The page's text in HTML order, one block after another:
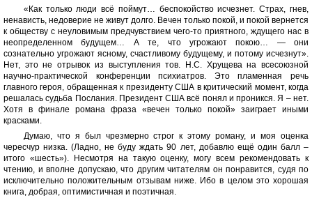
«Как только люди всё поймут… беспокойство исчезнет. Страх, гнев,
ненависть, недоверие не живут долго. Вечен только покой, и покой вернется
к обществу с неуловимым предчувствием чего-то приятного, ждущего нас в
неопределенном будущем… А те, что угрожают покою… — они
сознательно угрожают ясному, счастливому будущему, и потому исчезнут».
Нет, это не отрывок из выступления тов. Н.С. Хрущева на всесоюзной
научно-практической конференции психиатров. Это пламенная речь
главного героя, обращенная к президенту США в критический момент, когда
решалась судьба Послания. Президент США всё понял и проникся. Я – нет.
Хотя в финале романа фраза «вечен только покой» заиграет иными
красками.
Думаю, что я был чрезмерно строг к этому роману, и моя оценка
чересчур низка. (Ладно, не буду ждать 90 лет, добавлю ещё один балл –
итого «шесть»). Несмотря на такую оценку, могу всем рекомендовать к
чтению, и вполне допускаю, что другим читателям он понравится, судя по
исключительно положительным отзывам ниже. Ибо в целом это хорошая
книга, добрая, оптимистичная и поэтичная.